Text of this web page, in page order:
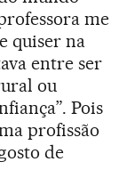
me
quiser na
entre ser
ou
Pois
profissão
de